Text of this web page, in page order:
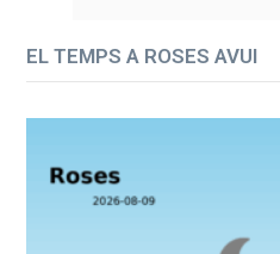
EL TEMPS A ROSES AVUI